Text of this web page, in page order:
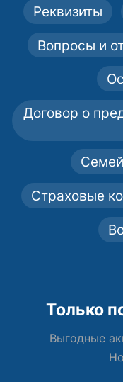
Реквизиты
Вопросы и
Договор о
Страховые
Только
Выгодные